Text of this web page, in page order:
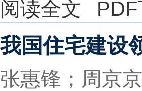
阅读全文
我国住宅建设
张惠锋；周京